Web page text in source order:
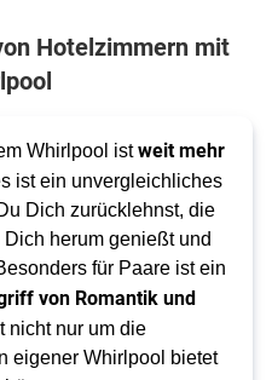
Hotelzimmern mit
Whirlpool ist weit mehr
ist ein unvergleichliches
Dich zurücklehnst, die
herum genießt und
für Paare ist ein
von Romantik und
nicht nur um die
eigener Whirlpool bietet